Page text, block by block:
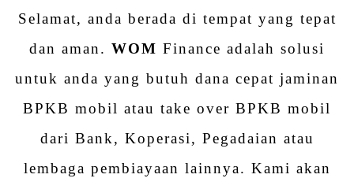
Selamat, anda berada di tempat yang tepat
dan aman. WOM Finance adalah solusi
untuk anda yang butuh dana cepat jaminan
BPKB mobil atau take over BPKB mobil
dari Bank, Koperasi, Pegadaian atau
lembaga pembiayaan lainnya. Kami akan